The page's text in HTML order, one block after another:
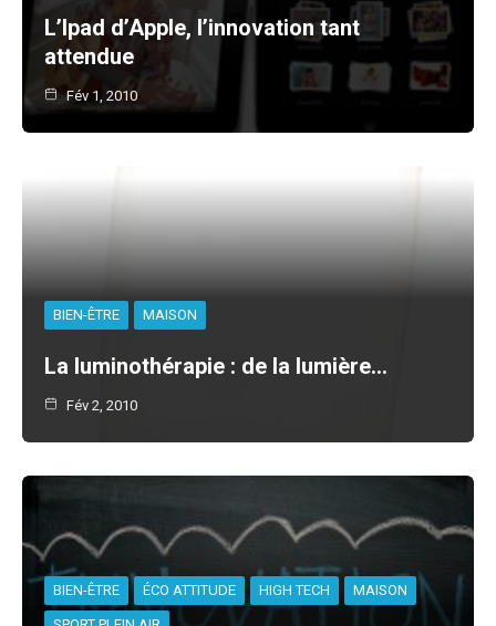
L’Ipad d’Apple, l’innovation tant
attendue
Fév 1, 2010
BIEN-ÊTRE MAISON
La luminothérapie : de la lumière…
Fév 2, 2010
BIEN-ÊTRE ÉCO ATTITUDE HIGH TECH MAISON